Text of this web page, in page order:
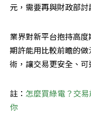
元，需要再與財政部
業界對新平台抱持高
期許能用比較前瞻的
術，讓交易更安全、可
註： 怎麼買綠電？交
你